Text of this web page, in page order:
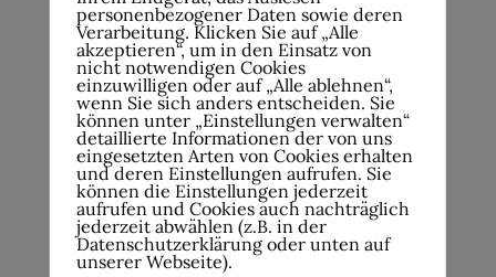
personenbezogener Daten sowie deren
Verarbeitung. Klicken Sie auf „Alle
akzeptieren“, um in den Einsatz von
nicht notwendigen Cookies
einzuwilligen oder auf „Alle ablehnen“,
wenn Sie sich anders entscheiden. Sie
können unter „Einstellungen verwalten“
detaillierte Informationen der von uns
eingesetzten Arten von Cookies erhalten
und deren Einstellungen aufrufen. Sie
können die Einstellungen jederzeit
aufrufen und Cookies auch nachträglich
jederzeit abwählen (z.B. in der
Datenschutzerklärung oder unten auf
unserer Webseite).